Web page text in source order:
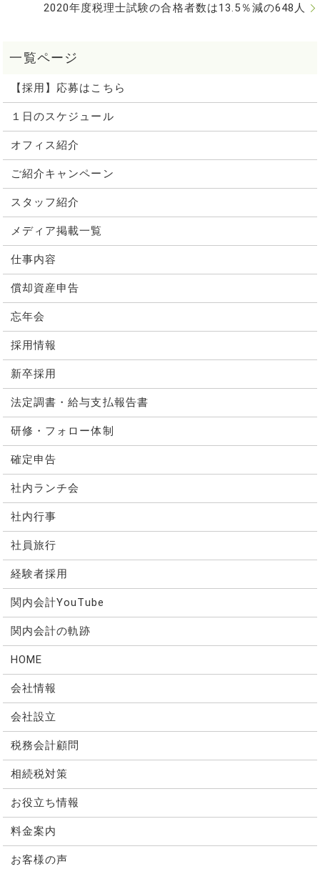
2020年度税理士試験の合格者数は13.5％減の648人
【採用】応募はこちら
１日のスケジュール
オフィス紹介
ご紹介キャンペーン
スタッフ紹介
メディア掲載一覧
仕事内容
償却資産申告
忘年会
採用情報
新卒採用
法定調書・給与支払報告書
研修・フォロー体制
確定申告
社内ランチ会
社内行事
社員旅行
経験者採用
関内会計YouTube
関内会計の軌跡
HOME
会社情報
会社設立
税務会計顧問
相続税対策
お役立ち情報
料金案内
お客様の声